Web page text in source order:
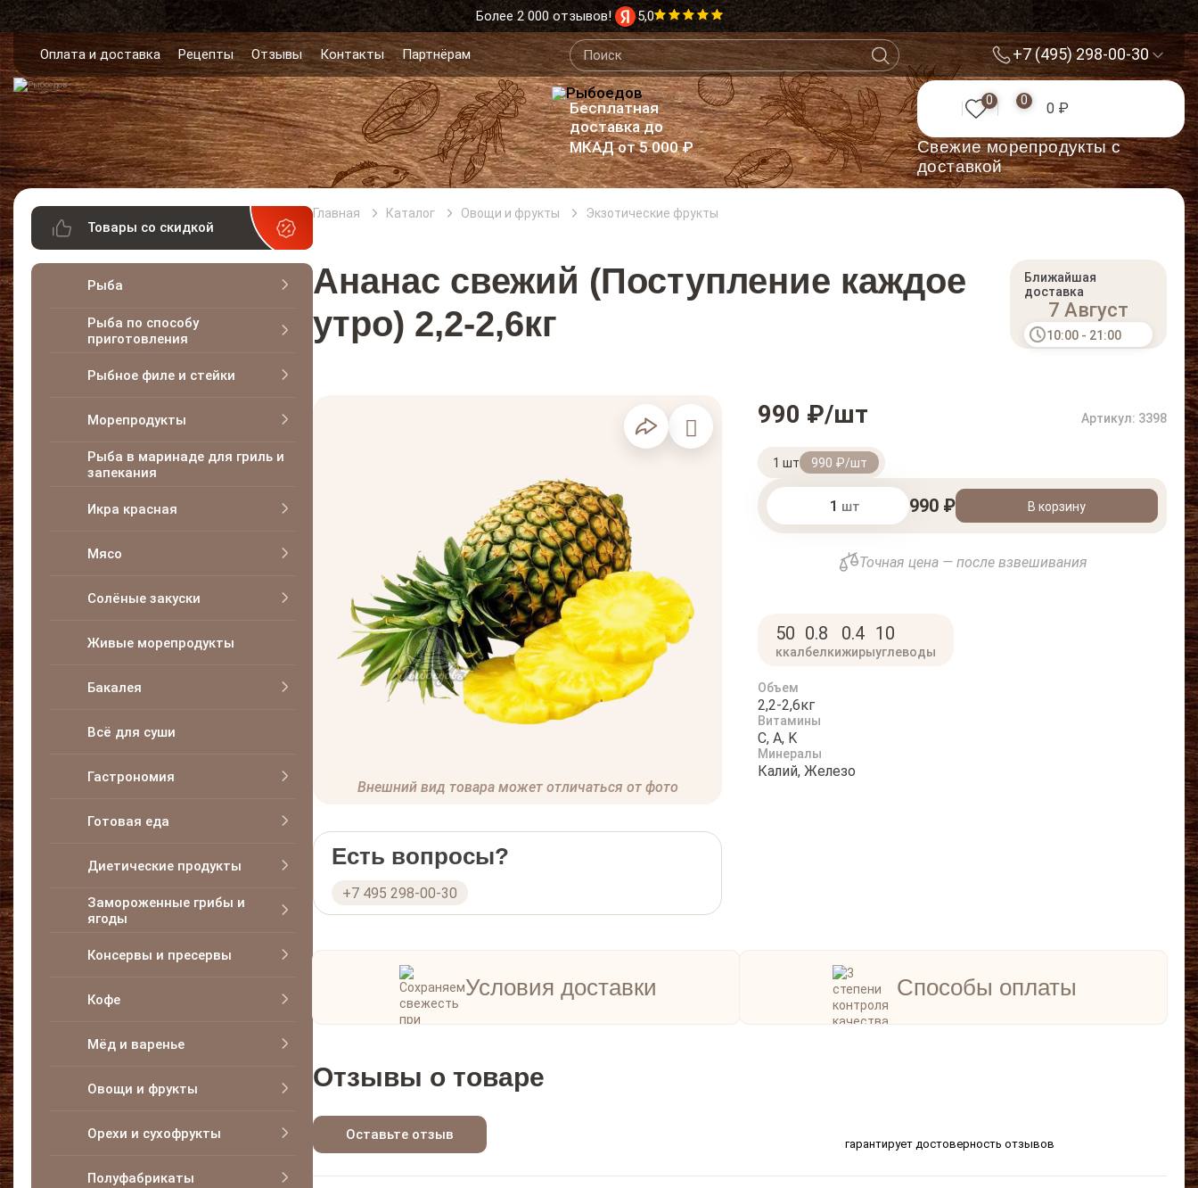
Более 2 000 отзывов! 5,0
Оплата и доставка Рецепты Отзывы Контакты Партнёрам +7 (495) 298-00-30
Бесплатная
доставка до
МКАД от 5 000 ₽
0 0 0 ₽
Cвежие морепродукты с
доставкой
Товары со скидкой
Рыба
Рыба по способу
приготовления
Рыбное филе и стейки
Морепродукты
Рыба в маринаде для гриль и
запекания
Икра красная
Мясо
Солёные закуски
Живые морепродукты
Бакалея
Всё для суши
Гастрономия
Готовая еда
Диетические продукты
Замороженные грибы и
ягоды
Консервы и пресервы
Кофе
Мёд и варенье
Овощи и фрукты
Орехи и сухофрукты
Полуфабрикаты
Главная Каталог Овощи и фрукты Экзотические фрукты
Ананас свежий (Поступление каждое
утро) 2,2-2,6кг
Ближайшая
доставка
7 Август
10:00 - 21:00
Внешний вид товара может отличаться от фото
Есть вопросы?
+7 495 298-00-30
990 ₽/шт Артикул: 3398
1 шт 990 ₽/шт
шт 990 ₽ В корзину
Точная цена — после взвешивания
50
ккал
0.8
белки
0.4
жиры
10
углеводы
Объем
2,2-2,6кг
Витамины
C, A, K
Минералы
Калий, Железо
Условия доставки Способы оплаты
Отзывы о товаре
Оставьте отзыв
гарантирует достоверность отзывов